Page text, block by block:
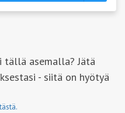
asemalla? Jätä
- siitä on hyötyä